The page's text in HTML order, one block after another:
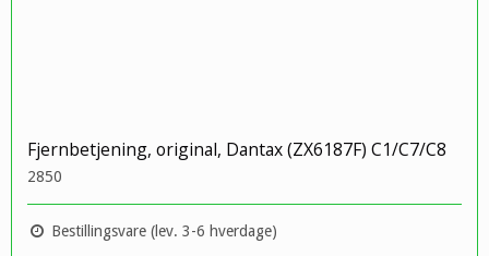
Fjernbetjening, original, Dantax (ZX6187F) C1/C7/C8
2850
Bestillingsvare (lev. 3-6 hverdage)